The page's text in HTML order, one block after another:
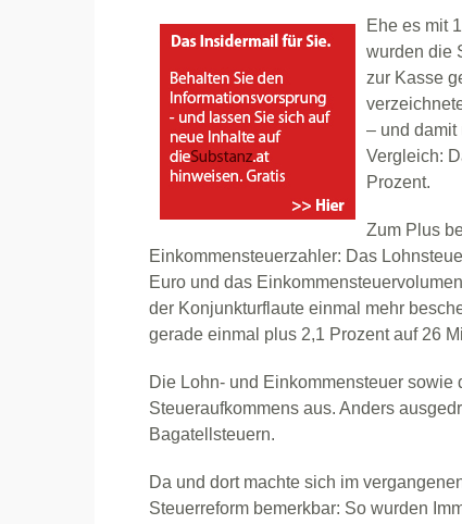
Ehe es mit
wurden die
zur Kasse
– und damit
Vergleich:
Prozent.
Zum Plus
Einkommensteuerzahler: Das
Euro und das
der Konjunkturflaute einmal mehr
gerade einmal plus 2,1 Prozent auf 26
Die Lohn- und Einkommensteuer
Steueraufkommens aus. Anders
Bagatellsteuern.
Da und dort machte sich im
Steuerreform bemerkbar: So wurden